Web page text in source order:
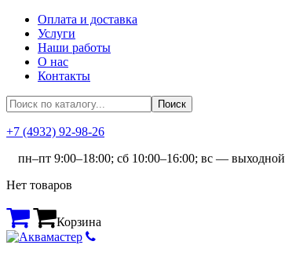
Оплата и доставка
Услуги
Наши работы
О нас
Контакты
+7 (4932) 92-98-26
пн–пт 9:00–18:00; сб 10:00–16:00; вс — выходной
Нет товаров
Корзина